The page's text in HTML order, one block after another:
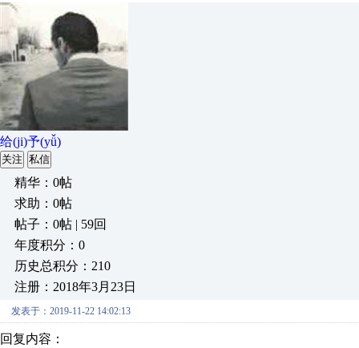
给(ji)予(yǚ)
关注 私信
精华：0帖
求助：0帖
帖子：0帖 | 59回
年度积分：0
历史总积分：210
注册：2018年3月23日
发表于：2019-11-22 14:02:13
回复内容：